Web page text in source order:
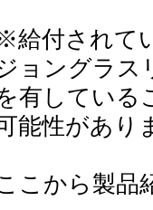
給付されて
ョングラス
有している
能性があり
こから製品